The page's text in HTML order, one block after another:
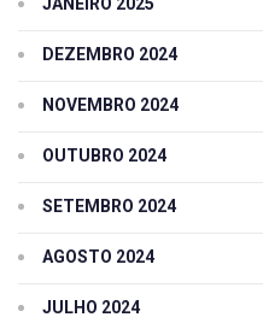
DEZEMBRO 2024
NOVEMBRO 2024
OUTUBRO 2024
SETEMBRO 2024
AGOSTO 2024
JULHO 2024